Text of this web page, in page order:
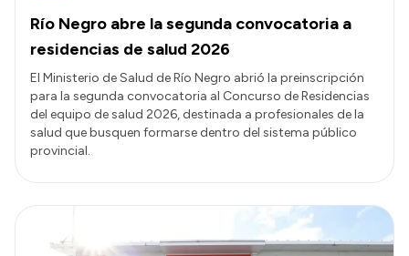
Río Negro abre la segunda convocatoria a
residencias de salud 2026
El Ministerio de Salud de Río Negro abrió la preinscripción
para la segunda convocatoria al Concurso de Residencias
del equipo de salud 2026, destinada a profesionales de la
salud que busquen formarse dentro del sistema público
provincial.